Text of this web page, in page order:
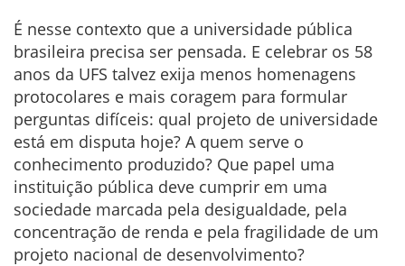
É nesse contexto que a universidade pública
brasileira precisa ser pensada. E celebrar os 58
anos da UFS talvez exija menos homenagens
protocolares e mais coragem para formular
perguntas difíceis: qual projeto de universidade
está em disputa hoje? A quem serve o
conhecimento produzido? Que papel uma
instituição pública deve cumprir em uma
sociedade marcada pela desigualdade, pela
concentração de renda e pela fragilidade de um
projeto nacional de desenvolvimento?